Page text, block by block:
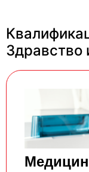
Здравство